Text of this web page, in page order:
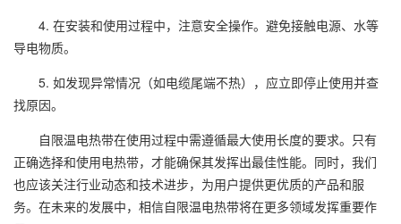
4. 在安装和使用过程中，注意安全操作。避免接触电源、水等
导电物质。
5. 如发现异常情况（如电缆尾端不热），应立即停止使用并查
找原因。
自限温电热带在使用过程中需遵循最大使用长度的要求。只有
正确选择和使用电热带，才能确保其发挥出最佳性能。同时，我们
也应该关注行业动态和技术进步，为用户提供更优质的产品和服
务。在未来的发展中，相信自限温电热带将在更多领域发挥重要作